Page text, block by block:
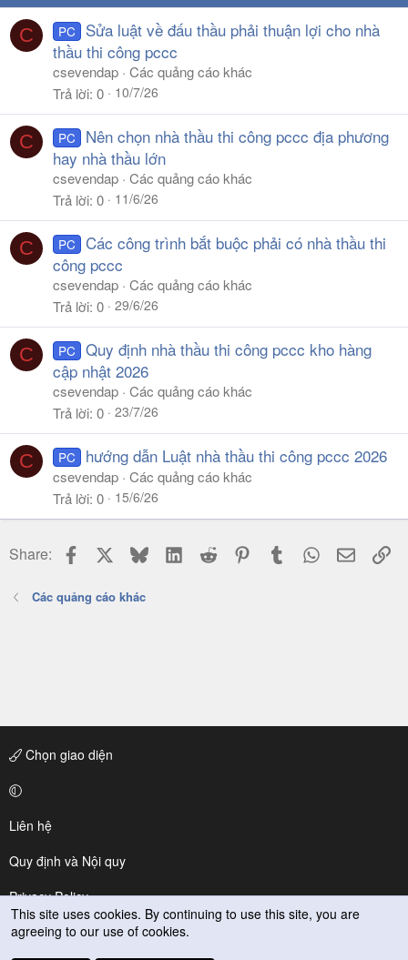
C PC
Sửa luật về đấu thầu phải thuận lợi cho nhà
thầu thi công pccc
csevendap Các quảng cáo khác
Trả lời 0 10/7/26
C PC
Nên chọn nhà thầu thi công pccc địa phương
hay nhà thầu lớn
csevendap Các quảng cáo khác
Trả lời 0 11/6/26
C PC Các công trình bắt buộc phải có nhà thầu thi
công pccc
csevendap Các quảng cáo khác
Trả lời 0 29/6/26
C PC Quy định nhà thầu thi công pccc kho hàng
cập nhật 2026
csevendap Các quảng cáo khác
Trả lời 0 23/7/26
C PC hướng dẫn Luật nhà thầu thi công pccc 2026
csevendap Các quảng cáo khác
Trả lời 0 15/6/26
Share: Facebook BlueskyLinkedIn
Reddit PinterestTumblr WhatsApp
Email
Các quảng cáo khác
Chọn giao diện
Liên hệ
Quy định và Nội quy
Privacy Policy
Trợ giúp
This site uses cookies. By continuing to use this site, you are
agreeing to our use of cookies.